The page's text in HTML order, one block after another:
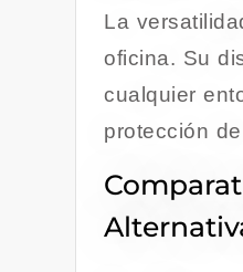
La
oficina. Su
cualquier
protección